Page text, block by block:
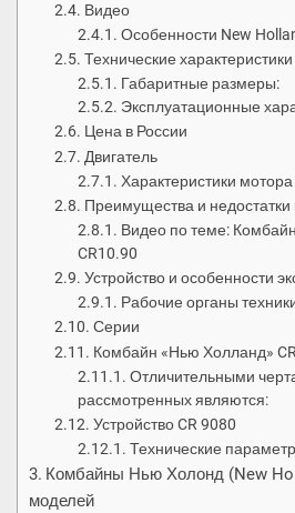
Видео
Особенности New
Технические характеристики
Габаритные размеры:
Эксплуатационные
Цена в России
Двигатель
Характеристики
Преимущества и
Видео по теме:
CR10.90
Устройство и особенности
Рабочие органы
Серии
Комбайн «Нью Холланд»
Отличительными
рассмотренных являются:
Устройство CR 9080
Технические
Комбайны Нью Холонд (New
моделей